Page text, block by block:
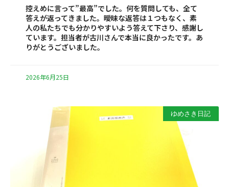
控えめに言って”最高”でした。何を質問しても、全て
答えが返ってきました。曖昧な返答は１つもなく、素
人の私たちでも分かりやすいよう答えて下さり、感謝し
ています。担当者が古川さんで本当に良かったです。あ
りがとうございました。
2026年6月25日
ゆめさき日記